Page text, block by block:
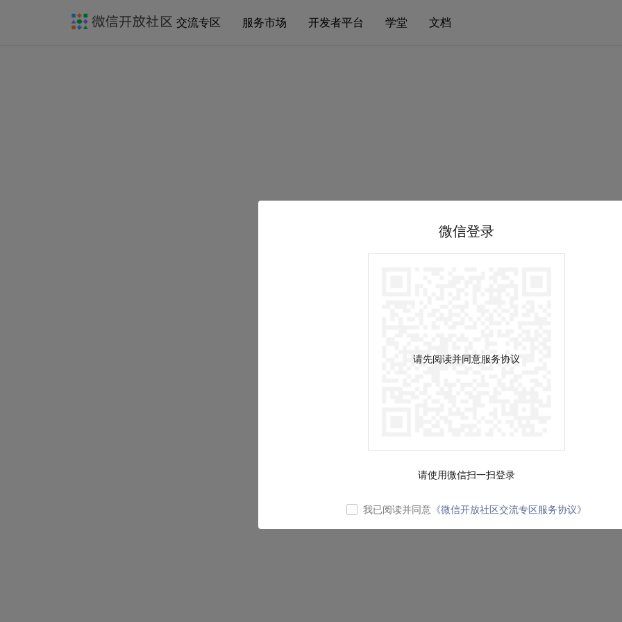
交流专区 服务市场 开发者平台 学堂 文档
微信登录
请先阅读并同意服务协议
请使用微信扫一扫登录
我已阅读并同意 《微信开放社区交流专区服务协议》